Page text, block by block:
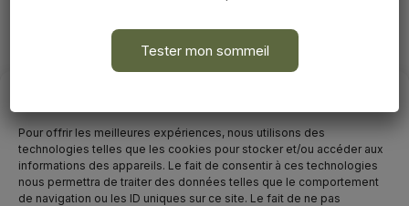
Pour offrir les meilleures expériences, nous utilisons des
technologies telles que les cookies pour stocker et/ou accéder aux
informations des appareils. Le fait de consentir à ces technologies
nous permettra de traiter des données telles que le comportement
de navigation ou les ID uniques sur ce site. Le fait de ne pas
Tester mon sommeil